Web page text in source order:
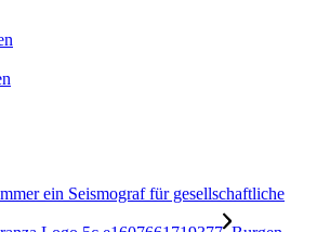
ein Seismograf für gesellschaftliche